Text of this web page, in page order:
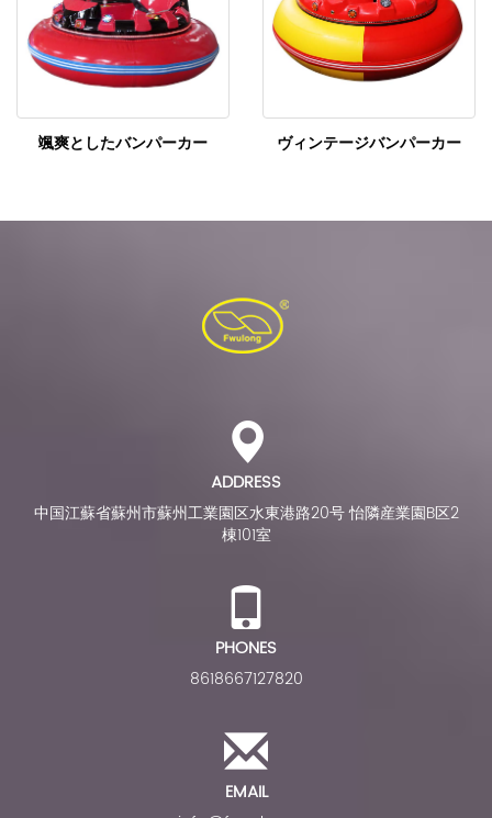
颯爽としたバンパーカー ヴィンテージバンパーカー
ADDRESS
中国江蘇省蘇州市蘇州工業園区水東港路20号 怡隣産業園B区2
棟101室
PHONES
8618667127820
EMAIL